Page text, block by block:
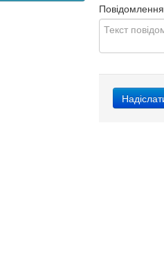
Повідомлення